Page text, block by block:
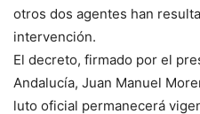
otros dos agentes han
intervención.
El decreto, firmado por el
Andalucía, Juan Manuel
luto oficial permanecerá